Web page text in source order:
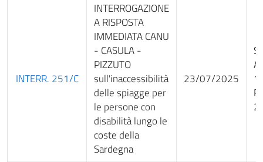
INTERR. 251/C
INTERROGAZIONE
A RISPOSTA
IMMEDIATA CANU
- CASULA -
PIZZUTO
sull'inaccessibilità
delle spiagge per
le persone con
disabilità lungo le
coste della
Sardegna
23/07/2025